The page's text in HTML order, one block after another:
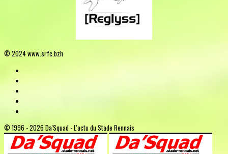
© 2024 www.srfc.bzh
© 1996 - 2026 Da'Squad - L'actu du Stade Rennais